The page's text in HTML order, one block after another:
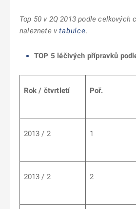
Top 50 v 2Q 2013 podle celkových
naleznete vtabulce.
TOP 5 léčivých přípravků
Rok / čtvrtletí Poř.
2013 / 2 1
2013 / 2 2